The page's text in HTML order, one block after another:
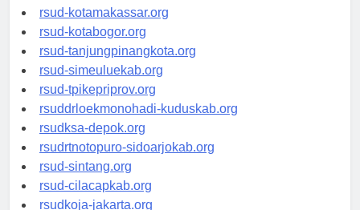
rsud-limapuluhkotakab.org
rsud-kotamakassar.org
rsud-kotabogor.org
rsud-tanjungpinangkota.org
rsud-simeuluekab.org
rsud-tpikepriprov.org
rsuddrloekmonohadi-kuduskab.org
rsudksa-depok.org
rsudrtnotopuro-sidoarjokab.org
rsud-sintang.org
rsud-cilacapkab.org